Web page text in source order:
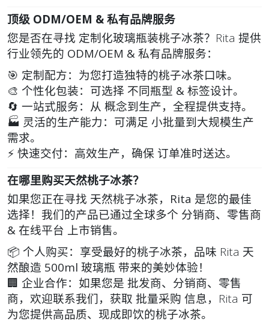
顶级 ODM/OEM & 私有品牌服务
您是否在寻找 定制化玻璃瓶装桃子冰茶？Rita 提供
行业领先的 ODM/OEM & 私有品牌服务：
🎯 定制配方：为您打造独特的桃子冰茶口味。
🎨 个性化包装：可选择 不同瓶型 & 标签设计。
🔄 一站式服务：从 概念到生产，全程提供支持。
🏭 灵活的生产能力 ：可满足 小批量到大规模生产
需求。
⚡ 快速交付：高效生产，确保 订单准时送达。
在哪里购买天然桃子冰茶？
如果您正在寻找 天然桃子冰茶， Rita 是您的最佳
选择！我们的产品已通过全球多个 分销商、零售商
& 在线平台 上市销售。
📦 个人购买：享受最好的桃子冰茶，品味 Rita 天
然酿造 500ml 玻璃瓶 带来的美妙体验！
🏢 企业合作：如果您是 批发商、分销商、零售
商，欢迎联系我们，获取 批量采购 信息，Rita 可
为您提供高品质、现成即饮的桃子冰茶。